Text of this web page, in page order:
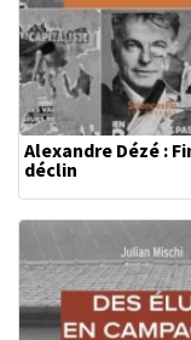
Alexandre Dézé :
déclin